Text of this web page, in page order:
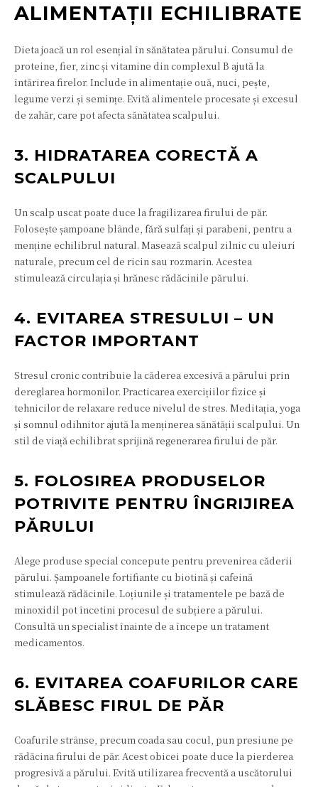
ALIMENTAȚII ECHILIBRATE
Dieta joacă un rol esențial în sănătatea părului. Consumul de
proteine, fier, zinc și vitamine din complexul B ajută la
întărirea firelor. Include în alimentație ouă, nuci, pește,
legume verzi și semințe. Evită alimentele procesate și excesul
de zahăr, care pot afecta sănătatea scalpului.
3. HIDRATAREA CORECTĂ A
SCALPULUI
Un scalp uscat poate duce la fragilizarea firului de păr.
Folosește șampoane blânde, fără sulfați și parabeni, pentru a
menține echilibrul natural. Masează scalpul zilnic cu uleiuri
naturale, precum cel de ricin sau rozmarin. Acestea
stimulează circulația și hrănesc rădăcinile părului.
4. EVITAREA STRESULUI – UN
FACTOR IMPORTANT
Stresul cronic contribuie la căderea excesivă a părului prin
dereglarea hormonilor. Practicarea exercițiilor fizice și
tehnicilor de relaxare reduce nivelul de stres. Meditația, yoga
și somnul odihnitor ajută la menținerea sănătății scalpului. Un
stil de viață echilibrat sprijină regenerarea firului de păr.
5. FOLOSIREA PRODUSELOR
POTRIVITE PENTRU ÎNGRIJIREA
PĂRULUI
Alege produse special concepute pentru prevenirea căderii
părului. Șampoanele fortifiante cu biotină și cafeină
stimulează rădăcinile. Loțiunile și tratamentele pe bază de
minoxidil pot încetini procesul de subțiere a părului.
Consultă un specialist înainte de a începe un tratament
medicamentos.
6. EVITAREA COAFURILOR CARE
SLĂBESC FIRUL DE PĂR
Coafurile strânse, precum coada sau cocul, pun presiune pe
rădăcina firului de păr. Acest obicei poate duce la pierderea
progresivă a părului. Evită utilizarea frecventă a uscătorului